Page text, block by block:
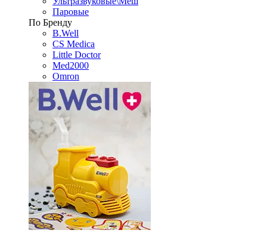
Паровые
По Бренду
B.Well
CS Medica
Little Doctor
Med2000
Omron